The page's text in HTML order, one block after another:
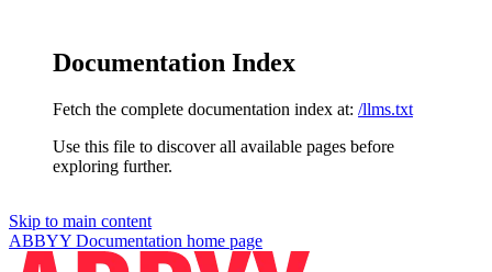
Documentation Index
Fetch the complete documentation index at: /llms.txt
Use this file to discover all available pages before
exploring further.
Skip to main content
ABBYY Documentation home page